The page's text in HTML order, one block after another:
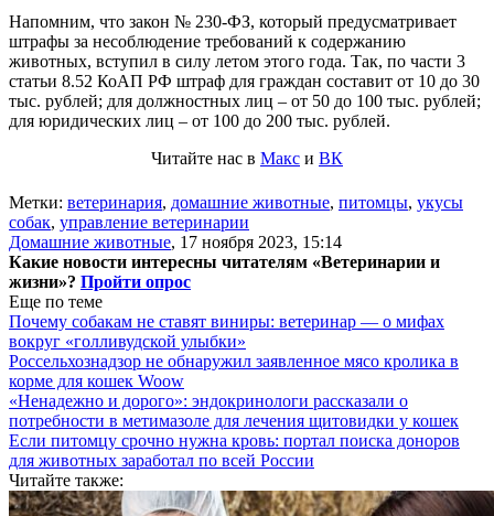
Напомним, что закон № 230-ФЗ, который предусматривает
штрафы за несоблюдение требований к содержанию
животных, вступил в силу летом этого года. Так, по части 3
статьи 8.52 КоАП РФ штраф для граждан составит от 10 до 30
тыс. рублей; для должностных лиц – от 50 до 100 тыс. рублей;
для юридических лиц – от 100 до 200 тыс. рублей.
Читайте нас в Макс и ВК
Метки: ветеринария, домашние животные, питомцы, укусы
собак, управление ветеринарии
Домашние животные, 17 ноября 2023, 15:14
Какие новости интересны читателям «Ветеринарии и
жизни»? Пройти опрос
Еще по теме
Почему собакам не ставят виниры: ветеринар — о мифах
вокруг «голливудской улыбки»
Россельхознадзор не обнаружил заявленное мясо кролика в
корме для кошек Woow
«Ненадежно и дорого»: эндокринологи рассказали о
потребности в метимазоле для лечения щитовидки у кошек
Если питомцу срочно нужна кровь: портал поиска доноров
для животных заработал по всей России
Читайте также: